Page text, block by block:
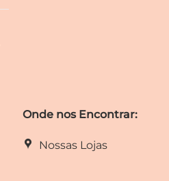
Onde nos Encontrar:
Nossas Lojas